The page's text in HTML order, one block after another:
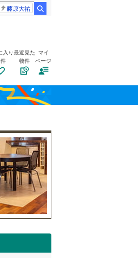
藤原大祐
入り最近見た
物件
マイ
ページ
(